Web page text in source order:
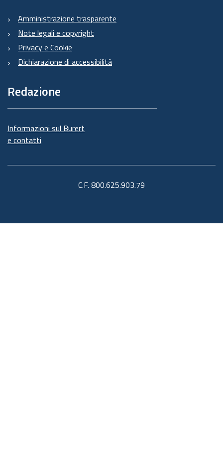
Amministrazione trasparente
Note legali e copyright
Privacy e Cookie
Dichiarazione di accessibilità
Redazione
Informazioni sul Burert
e contatti
C.F. 800.625.903.79